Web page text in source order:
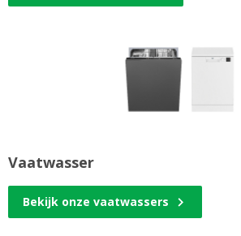
Vaatwasser
Bekijk onze vaatwassers